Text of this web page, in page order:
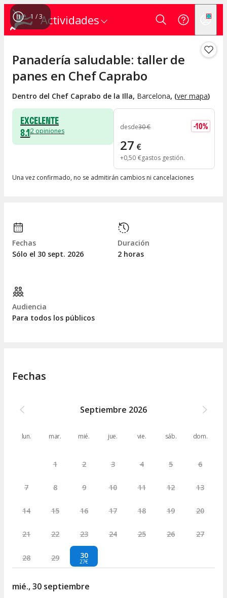
Actividades
1 /3
Panadería saludable: taller de
panes en Chef Caprabo
Dentro del Chef Caprabo de la Illa, Barcelona, (ver mapa)
EXCELENTE
8.12 opiniones desde30€ -10%
27 €
+0,50 €gastos gestión
Una vez confirmado, no se admitirán cambios ni cancelaciones
Fechas
Sólo el 30 sept. 2026
Duración
2 horas
Audiencia
Para todos los públicos
Fechas
Septiembre 2026
lun. mar. mié. jue. vie. sáb. dom.
1 2 3 4 5 6
7 8 9 10 11 12 13
14 15 16 17 18 19 20
21 22 23 24 25 26 27
28 29 30
27€
mié., 30 septiembre